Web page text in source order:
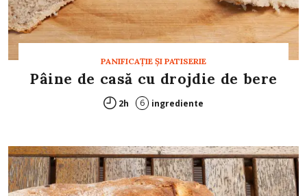
PANIFICAŢIE ŞI PATISERIE
Pâine de casă cu drojdie de bere
2h 6 ingrediente